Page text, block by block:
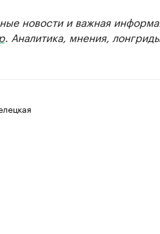
новости и важная
. Аналитика, мнения,